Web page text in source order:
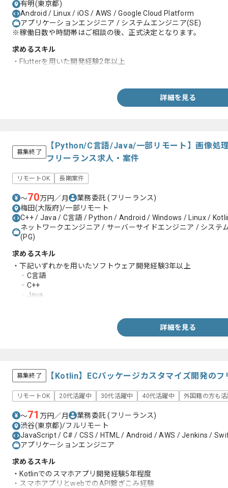
有明(東京都)
Android / Linux / iOS / AWS / Google Cloud Platform
アプリケーションエンジニア / システムエンジニア(SE)
※稼働日数や時間帯はご相談の後、正式決定となります。
求めるスキル
・Flutterを用いた開発経験2年以上
詳細を見る
募集終了
【Python/C言語/Java/一部リモート】画像処
フリーランス求人・案件
リモートOK 長期案件
〜70万円／月 業務委託(フリーランス)
梅田(大阪府)/一部リモート
C++ / Java / C言語 / Python / Android / Windows / Linux /
ネットワークエンジニア / サーバーサイドエンジニア / システ
(PG)
求めるスキル
・下記いずれかを用いたソフトウェア開発経験3年以上
‐C言語
‐C++
‐Java
・翻訳ソフトを用いた英語の技術ドキュメントの作成経験
詳細を見る
募集終了 【Kotlin】ECパッケージカスタマイズ開発の
リモートOK 20代活躍中 30代活躍中 40代活躍中 外国籍の方も
〜71 万円／月 業務委託(フリーランス)
渋谷(東京都)/フルリモート
JavaScript / C# / CSS / HTML / Android / AWS / Jenkins /
アプリケーションエンジニア
求めるスキル
・Kotlinでのスマホアプリ開発経験5年程度
・スマホアプリとwebでのAPI繋ぎこみ経験